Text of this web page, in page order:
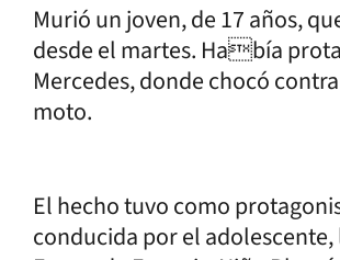
Murió un joven, de 17 años,
desde el martes. Había
Mercedes, donde chocó
moto.
El hecho tuvo como
conducida por el